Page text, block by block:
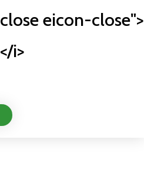
close eicon-close">
</i>